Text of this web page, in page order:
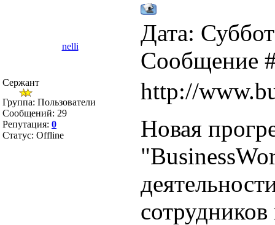
nelli
Дата:
Сообщение
Сержант
Группа: Пользователи
Сообщений: 29
Репутация: 0
Статус: Offline
http://
Новая